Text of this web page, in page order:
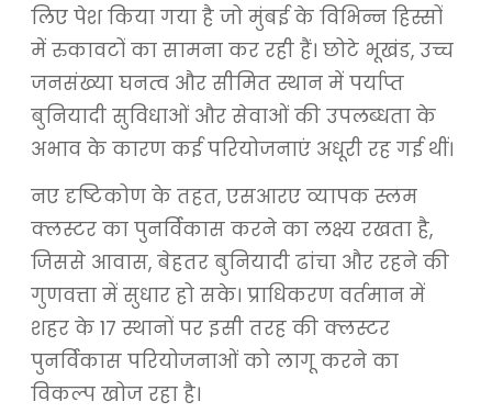
लिए पेश किया गया है जो मुंबई के विभिन्न हिस्सों
में रुकावटों का सामना कर रही हैं। छोटे भूखंड, उच्च
जनसंख्या घनत्व और सीमित स्थान में पर्याप्त
बुनियादी सुविधाओं और सेवाओं की उपलब्धता के
अभाव के कारण कई परियोजनाएं अधूरी रह गई थीं।
नए दृष्टिकोण के तहत, एसआरए व्यापक स्लम
क्लस्टर का पुनर्विकास करने का लक्ष्य रखता है,
जिससे आवास, बेहतर बुनियादी ढांचा और रहने की
गुणवत्ता में सुधार हो सके। प्राधिकरण वर्तमान में
शहर के 17 स्थानों पर इसी तरह की क्लस्टर
पुनर्विकास परियोजनाओं को लागू करने का
विकल्प खोज रहा है।